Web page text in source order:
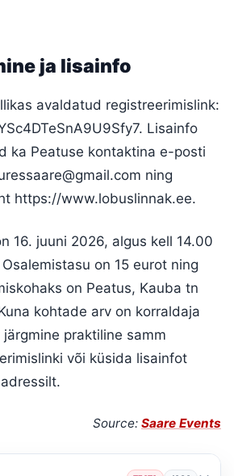
ja lisainfo
avaldatud registreerimislink:
Lisainfo
ka Peatuse kontaktina e-posti
ning
https://www.lobuslinnak.ee.
16. juuni 2026, algus kell 14.00
on 15 eurot ning
on Peatus, Kauba tn
kohtade arv on korraldaja
praktiline samm
või küsida lisainfot
Source: Saare Events